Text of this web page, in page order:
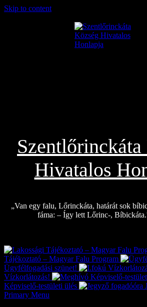
Skip to content
Szentlőrinckáta
Hivatalos
„Van egy falu, Lőrinckáta, határát sok
fáma: – Így lett Lőrinc-,
Tájékoztató – Magyar Falu Program
Ügyfélfogadási szünet!
Vízkorlátozás!
Képviselő-testületi ülés
Primary Menu